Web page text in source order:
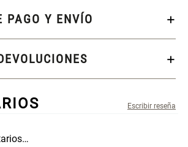
PAGO Y ENVÍO
Set 2 Almohadas Hollow
S/ 69.90S/ 55.90